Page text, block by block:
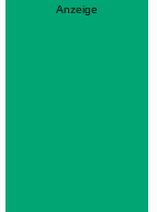
Anzeige